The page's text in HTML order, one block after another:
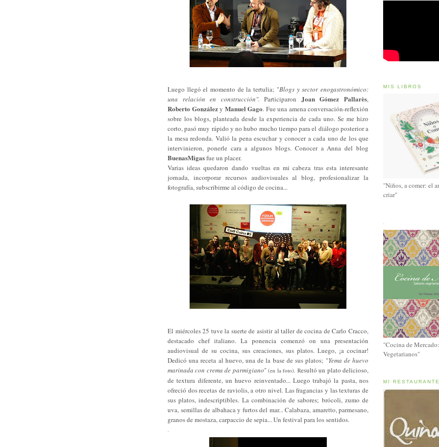
Luego llegó el momento de la tertulia; "Blogs y sector enogastronómico:
una relación en construcción".Participaron Joan Gómez Pallarès,
Roberto Gonzálezy Manuel Gago. Fue una amena conversación-reflexión
sobre los blogs, planteada desde la experiencia de cada uno. Se me hizo
corto, pasó muy rápido y no hubo mucho tiempo para el diálogo posterior a
la mesa redonda. Valió la pena escuchar y conocer a cada uno de los que
intervinieron, ponerle cara a algunos blogs. Conocer a Anna del blog
BuenasMigasfue un placer.
Varias ideas quedaron dando vueltas en mi cabeza tras esta interesante
jornada, incorporar recursos audiovisuales al blog, profesionalizar la
fotografía, subscribirme al código de cocina...
El miércoles 25 tuve la suerte de asistir al taller de cocina de Carlo Cracco,
destacado chef italiano. La ponencia comenzó on una presentación
audiovisual de su cocina, sus creaciones, sus platos. Luego, ¡a cocinar!
Dedicó una receta al huevo, una de la base de sus platos; "Yema de huevo
marinada con crema de parmigiano"(en la foto). Resultó un plato delicioso,
de textura diferente, un huevo reinventado... Luego trabajó la pasta, nos
ofreció dos recetas de raviolis, a otro nivel. Las fragancias y las texturas de
sus platos, indescriptibles. La combinación de sabores; brócoli, zumo de
uva, semillas de albahaca y furtos del mar... Calabaza, amaretto, parmesano,
granos de mostaza, carpaccio de sepia... Un festival para los sentidos.
MIS LIBROS
"Niños, a comer: el
criar"
.
"Cocina de
Vegetarianos"
MI RESTAURANTE